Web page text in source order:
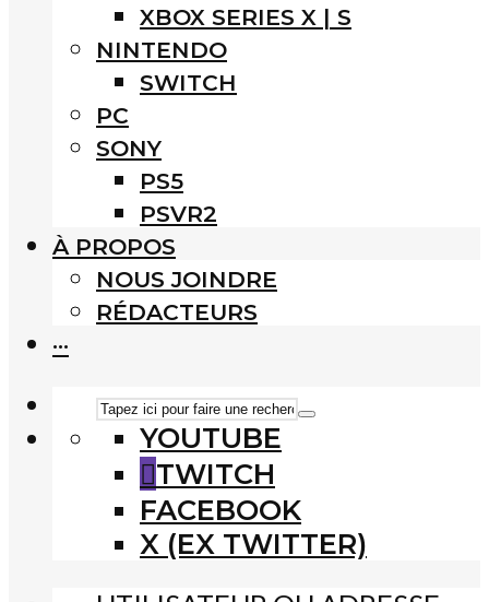
XBOX SERIES X | S
NINTENDO
SWITCH
PC
SONY
PS5
PSVR2
À PROPOS
NOUS JOINDRE
RÉDACTEURS
···
YOUTUBE
TWITCH
FACEBOOK
X (EX TWITTER)